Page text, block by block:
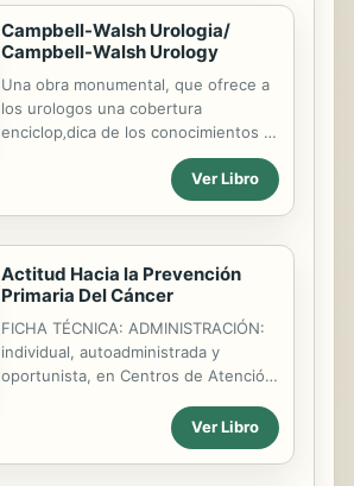
Campbell-Walsh Urologia/
Campbell-Walsh Urology
Una obra monumental, que ofrece a
los urologos una cobertura
enciclop‚dica de los conocimientos m
s recientes y autorizados sobre la
especialidad. El tomo 4 estudia los
aspectos sobre la urologia pedi trica.
Ver Libro
Actitud Hacia la Prevención
Primaria Del Cáncer
FICHA TÉCNICA: ADMINISTRACIÓN:
individual, autoadministrada y
oportunista, en Centros de Atención
15-50 años. ADAPTACIÓN DE LA
PRUEBA: Universidades de Oviedo y
Cantabria SIGNIFICACIÓN: Evaluación
Ver Libro